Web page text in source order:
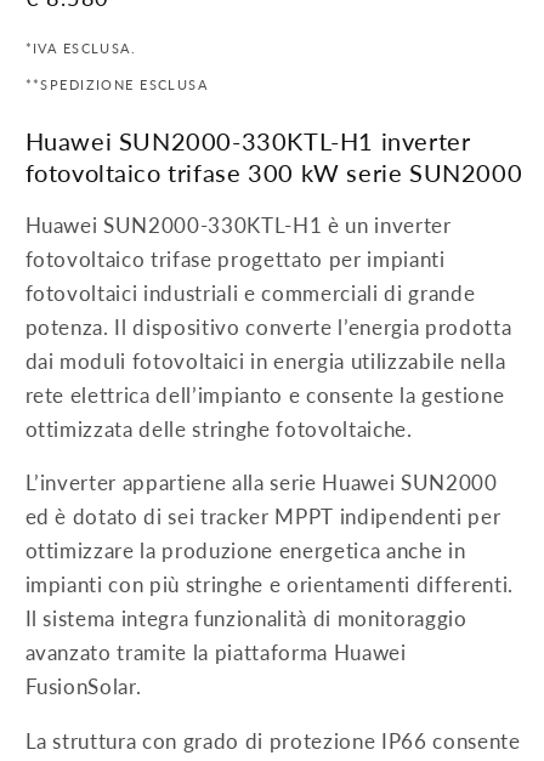
listino
*IVA ESCLUSA.
**SPEDIZIONE ESCLUSA
Huawei SUN2000-330KTL-H1 inverter
fotovoltaico trifase 300 kW serie SUN2000
Huawei SUN2000-330KTL-H1 è un inverter
fotovoltaico trifase progettato per impianti
fotovoltaici industriali e commerciali di grande
potenza. Il dispositivo converte l’energia prodotta
dai moduli fotovoltaici in energia utilizzabile nella
rete elettrica dell’impianto e consente la gestione
ottimizzata delle stringhe fotovoltaiche.
L’inverter appartiene alla serie Huawei SUN2000
ed è dotato di sei tracker MPPT indipendenti per
ottimizzare la produzione energetica anche in
impianti con più stringhe e orientamenti differenti.
Il sistema integra funzionalità di monitoraggio
avanzato tramite la piattaforma Huawei
FusionSolar.
La struttura con grado di protezione IP66 consente